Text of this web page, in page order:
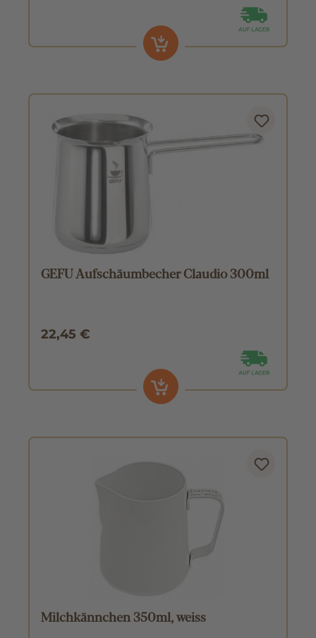
GEFU Aufschäumbecher Claudio 300ml
22,45 €
Milchkännchen 350ml, weiss